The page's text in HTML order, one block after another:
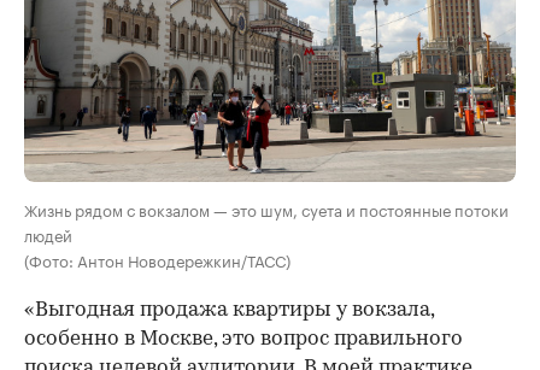
Жизнь рядом с вокзалом — это шум, суета и постоянные потоки
людей
(Фото: Антон Новодережкин/ТАСС)
«Выгодная продажа квартиры у вокзала,
особенно в Москве, это вопрос правильного